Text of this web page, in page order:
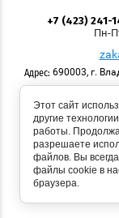
+7 (423) 241-
Пн-
Адрес: 690003, г.
© 2008 - 2026
размещённые
возможно с
Этот сайт
другие
работы.
разрешаете
файлов. Вы
файлы cookie в
браузера.